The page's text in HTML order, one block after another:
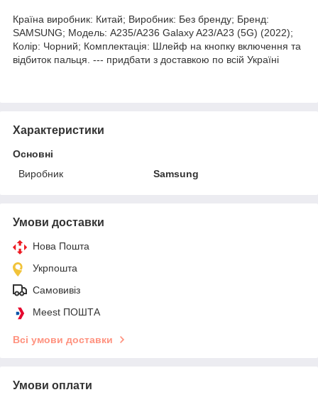
Країна виробник: Китай; Виробник: Без бренду; Бренд:
SAMSUNG; Модель: A235/A236 Galaxy A23/A23 (5G) (2022);
Колір: Чорний; Комплектація: Шлейф на кнопку включення та
відбиток пальця. --- придбати з доставкою по всій Україні
Характеристики
Основні
Виробник
Samsung
Умови доставки
Нова Пошта
Укрпошта
Самовивіз
Meest ПОШТА
Всі умови доставки
Умови оплати